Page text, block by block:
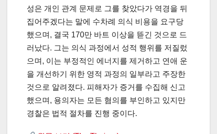
성은 개인 관계 문제로 그를 찾았다가 역경을 뒤
집어주겠다는 말에 수차례 의식 비용을 요구당
했으며, 결국 170만 바트 이상을 뜯긴 것으로 드
러났다. 그는 의식 과정에서 성적 행위를 저질렀
으며, 이는 부정적인 에너지를 제거하고 연애 운
을 개선하기 위한 영적 과정의 일부라고 주장한
것으로 알려졌다. 피해자가 증거를 수집해 신고
했으며, 용의자는 모든 혐의를 부인하고 있지만
경찰은 법적 절차를 진행 중이다.